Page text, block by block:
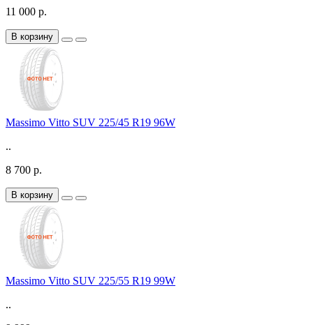
11 000 р.
В корзину
Massimo Vitto SUV 225/45 R19 96W
..
8 700 р.
В корзину
Massimo Vitto SUV 225/55 R19 99W
..